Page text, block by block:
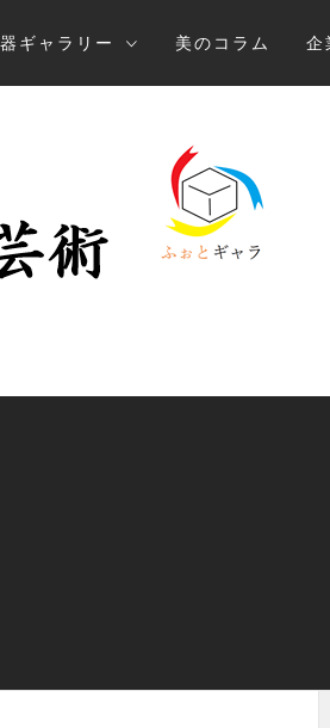
器ギャラリー 美のコラム 企
ぉ